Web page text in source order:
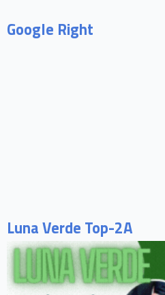
Google Right
Luna Verde Top-2A